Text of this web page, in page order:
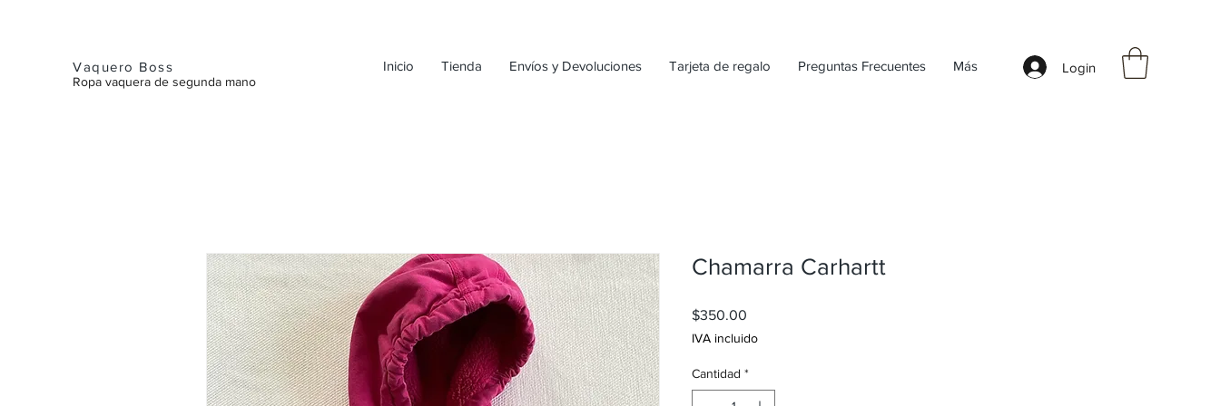
Vaquero Boss
Ropa vaquera de segunda mano
Inicio Tienda Envíos y Devoluciones Tarjeta de regalo Preguntas Frecuentes Más Login
Chamarra Carhartt
$350.00
IVA incluido
Cantidad *